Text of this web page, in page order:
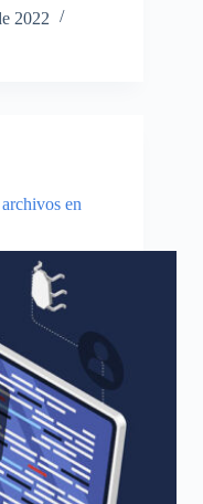
2022
en